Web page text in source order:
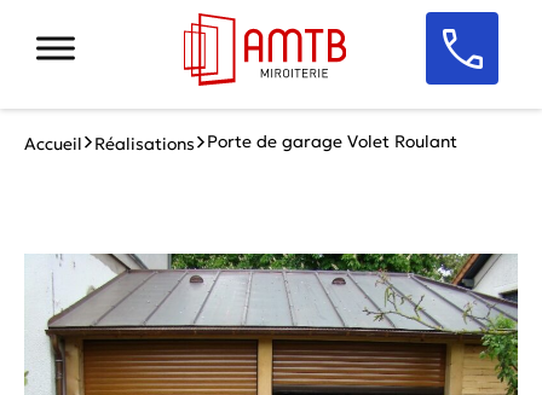
Accueil Réalisations Porte de garage Volet Roulant